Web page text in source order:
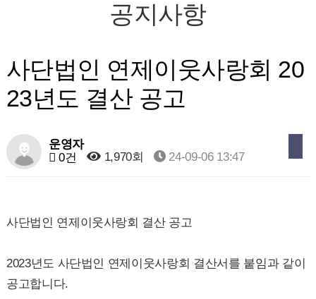
공지사항
사단법인 연제이웃사랑회 20
23년도 결산 공고
운영자
0건
1,970회 24-09-06 13:47
사단법인 연제이웃사랑회 결산 공고
2023년도 사단법인 연제이웃사랑회 결산서를 붙임과 같이
공고합니다.